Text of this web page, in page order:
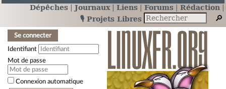
Dépêches Journaux Liens Forums
Rédaction
🎙️ Projets Libres
Se connecter
Identifiant
Mot de passe
Connexion automatique